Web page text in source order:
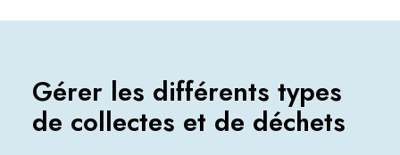
Gérer les différents types
de collectes et de déchets